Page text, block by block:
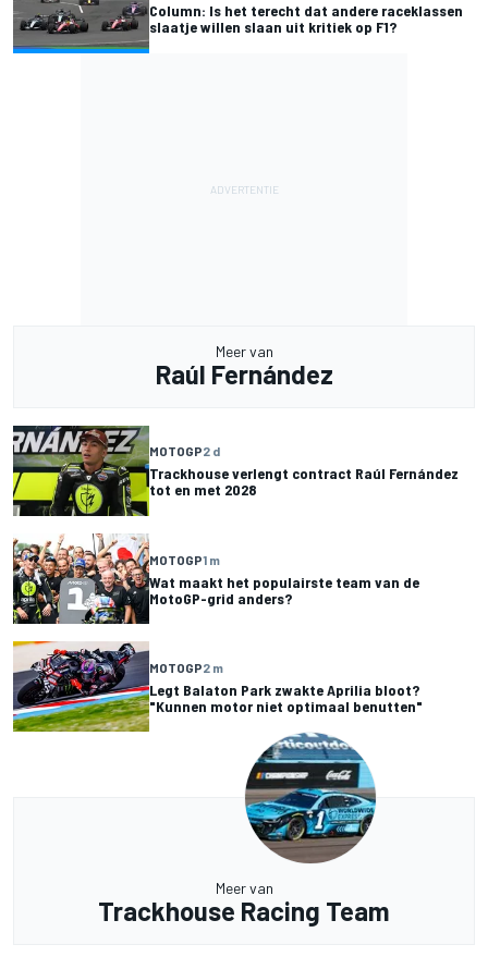
Column: Is het terecht dat andere raceklassen
slaatje willen slaan uit kritiek op F1?
Meer van
Raúl Fernández
MOTOGP2 d
Trackhouse verlengt contract Raúl Fernández
tot en met 2028
MOTOGP1 m
Wat maakt het populairste team van de
MotoGP-grid anders?
MOTOGP2 m
Legt Balaton Park zwakte Aprilia bloot?
"Kunnen motor niet optimaal benutten"
Meer van
Trackhouse Racing Team